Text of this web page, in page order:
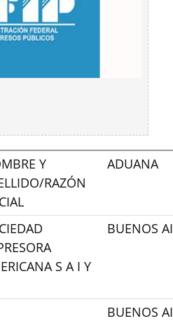
Y
RAZÓN
ADUANA
S A I Y
BUENOS
BUENOS